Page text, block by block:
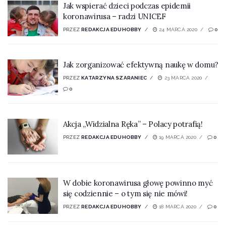
Jak wspierać dzieci podczas epidemii
koronawirusa – radzi UNICEF
PRZEZ REDAKCJA EDUHOBBY 24 MARCA 2020 0
Jak zorganizować efektywną naukę w domu?
PRZEZ KATARZYNA SZARANIEC
23 MARCA 2020
0
Akcja „Widzialna Ręka” – Polacy potrafią!
PRZEZ REDAKCJA EDUHOBBY 19 MARCA 2020 0
W dobie koronawirusa głowę powinno myć
się codziennie – o tym się nie mówi!
PRZEZ REDAKCJA EDUHOBBY 18 MARCA 2020 0